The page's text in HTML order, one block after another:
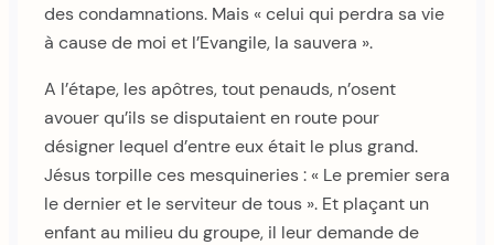
des condamnations. Mais « celui qui perdra sa vie
à cause de moi et l’Evangile, la sauvera ».
A l’étape, les apôtres, tout penauds, n’osent
avouer qu’ils se disputaient en route pour
désigner lequel d’entre eux était le plus grand.
Jésus torpille ces mesquineries : « Le premier sera
le dernier et le serviteur de tous ». Et plaçant un
enfant au milieu du groupe, il leur demande de